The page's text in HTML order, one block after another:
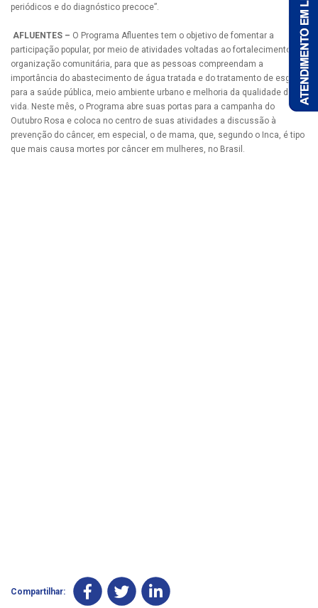
periódicos e do diagnóstico precoce”.
AFLUENTES – O Programa Afluentes tem o objetivo de fomentar a
participação popular, por meio de atividades voltadas ao fortalecimento da
organização comunitária, para que as pessoas compreendam a
importância do abastecimento de água tratada e do tratamento de esgoto
para a saúde pública, meio ambiente urbano e melhoria da qualidade de
vida. Neste mês, o Programa abre suas portas para a campanha do
Outubro Rosa e coloca no centro de suas atividades a discussão à
prevenção do câncer, em especial, o de mama, que, segundo o Inca, é tipo
que mais causa mortes por câncer em mulheres, no Brasil.
Compartilhar: